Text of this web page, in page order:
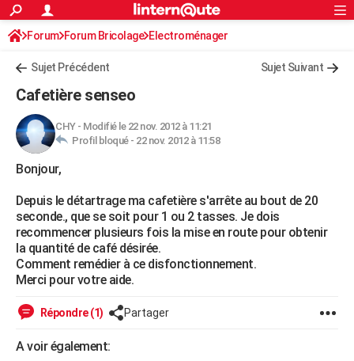
ACTUALITÉS
Politique
Société
Faits Divers
Education
Monde
Villes
+
FINANCE
Retraite
Impôts
Epargne
Immobilier
Risques naturels par ville
Banque
Assurance
Crédit
AUTO
Essais
Réserver un essai
Citadines
Berlines
SUV
Forum auto
+HIGH-TECH
Mobiles
Meilleur smartphone
Internet
Ordinateurs
Jeux vidéo
Guide high-tech
+BRICOLAGE
Forum
Aménagement intérieur
Extérieur
Cuisine
Salle de bains
Jardinage
Rangement
WEEK-END
Guides de France
Escapades
Patrimoine
Expositions
Musées
Week-end nature
+LIFESTYLE
Art de vivre
Bien-être
Loisirs
Mode
Modes de vie
SANTE
VOYAGE
S'inscrire
Connexion
Forum Forum Bricolage Electroménager
Sujet Précédent Sujet Suivant
Cafetière senseo
CHY- Modifié le 22 nov. 2012 à 11:21
Profil bloqué - 22 nov. 2012 à 11:58
Bonjour,
Depuis le détartrage ma cafetière s'arrête au bout de 20
seconde., que se soit pour 1 ou 2 tasses. Je dois
recommencer plusieurs fois la mise en route pour obtenir
la quantité de café désirée.
Comment remédier à ce disfonctionnement.
Merci pour votre aide.
Répondre (1) Partager
A voir également: